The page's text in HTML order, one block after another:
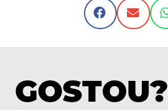
GOSTOU?